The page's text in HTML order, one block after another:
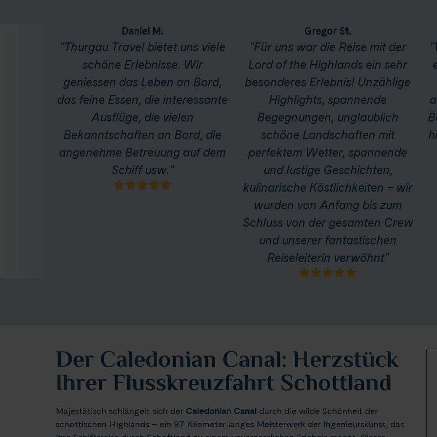
Daniel M.
"Thurgau Travel bietet uns viele
schöne Erlebnisse. Wir
geniessen das Leben an Bord,
das feine Essen, die interessante
Ausflüge, die vielen
Bekanntschaften an Bord, die
angenehme Betreuung auf dem
Schiff usw."
Gregor St.
"Für uns war die Reise mit der
Lord of the Highlands ein sehr
besonderes Erlebnis! Unzählige
Highlights, spannende
Begegnungen, unglaublich
schöne Landschaften mit
perfektem Wetter, spannende
und lustige Geschichten,
kulinarische Köstlichkeiten – wir
wurden von Anfang bis zum
Schluss von der gesamten Crew
und unserer fantastischen
Reiseleiterin verwöhnt"
Der Caledonian Canal: Herzstück
Ihrer Flusskreuzfahrt Schottland
Majestätisch schlängelt sich der Caledonian Canal durch die wilde Schönheit der
schottischen Highlands – ein 97 Kilometer langes Meisterwerk der Ingenieurskunst, das